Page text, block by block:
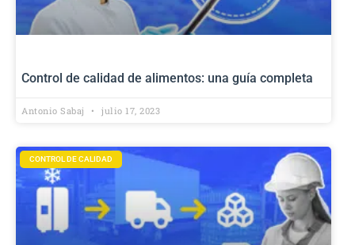
Control de calidad de alimentos: una guía completa
Antonio Sabaj julio 17, 2023
CONTROL DE CALIDAD